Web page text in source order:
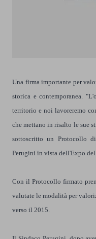
Una firma importante per
storica e contemporanea.
territorio e noi lavoreremo
che mettano in risalto le sue
sottoscritto un Protocollo
Perugini in vista dell'Expo del
Con il Protocollo firmato
valutate le modalità per
verso il 2015.